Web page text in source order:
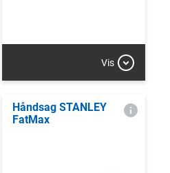
Vis
Håndsag STANLEY
FatMax